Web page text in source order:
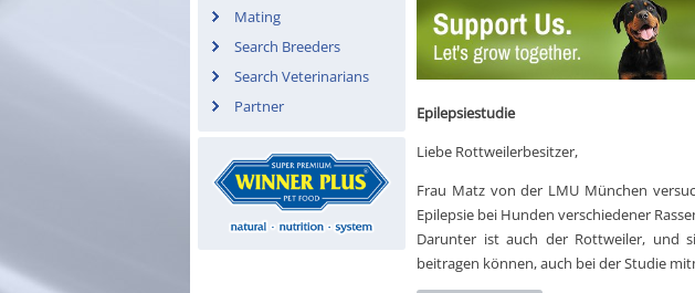
Mating
Search Breeders
Search Veterinarians
Partner
Epilepsiestudie
Liebe Rottweilerbesitzer,
Frau Matz von der LMU München
Epilepsie bei Hunden verschiedener
Darunter ist auch der Rottweiler, und
beitragen können, auch bei der Studie